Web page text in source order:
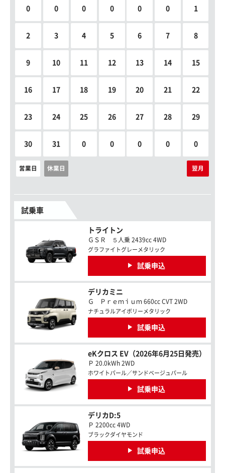
0 0 0 0 0 0 1
2 3 4 5 6 7 8
9 10 11 12 13 14 15
16 17 18 19 20 21 22
23 24 25 26 27 28 29
30 31 0 0 0 0 0
営業日 休業日 翌月
試乗車
トライトン
ＧＳＲ ５人乗 2439cc 4WD
グラファイトグレーメタリック
試乗申込
デリカミニ
Ｇ Ｐｒｅｍｉｕｍ 660cc CVT 2WD
ナチュラルアイボリーメタリック
試乗申込
eKクロス EV（2026年6月25日発売）
Ｐ 20.0kWh 2WD
ホワイトパール／サンドベージュパール
試乗申込
デリカD:5
Ｐ 2200cc 4WD
ブラックダイヤモンド
試乗申込